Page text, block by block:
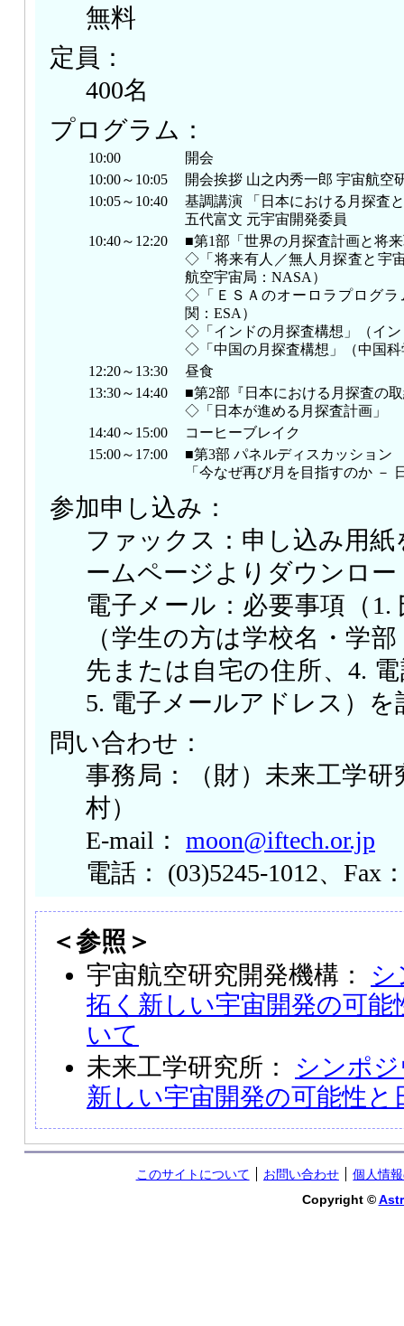
無料
定員：
400名
プログラム：
10:00
開会
10:00～10:05
開会挨拶 山之内秀一郎 宇宙航空
10:05～10:40
基調講演 「日本における月探査
五代富文 元宇宙開発委員
10:40～12:20
■第1部「世界の月探査計画と将
◇「将来有人／無人月探査と宇
航空宇宙局：NASA）
◇「ＥＳＡのオーロラプログラ
関：ESA）
◇「インドの月探査構想」（イン
◇「中国の月探査構想」（中国科
12:20～13:30
昼食
13:30～14:40
■第2部『日本における月探査の
◇「日本が進める月探査計画」
14:40～15:00
コーヒーブレイク
15:00～17:00
■第3部 パネルディスカッション
「今なぜ再び月を目指すのか －
参加申し込み：
ファックス：申し込み用
ームページよりダウンロー
電子メール：必要事項（1.
（学生の方は学校名・学
先または自宅の住所、4.
5. 電子メールアドレス）を
問い合わせ：
事務局：（財）未来工学研
村）
E-mail： moon@iftech.or.jp
電話： (03)5245-1012、Fax
＜参照＞
宇宙航空研究開発機構：
拓く新しい宇宙開発の可能
いて
未来工学研究所： シンポ
新しい宇宙開発の可能性と
このサイトについて お問い合わせ
個人情
Copyright ©